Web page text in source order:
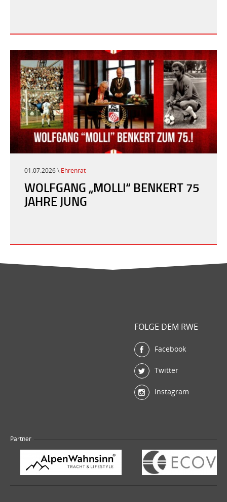
01.07.2026 \ Ehrenrat
WOLFGANG „MOLLI“ BENKERT 75
JAHRE JUNG
FOLGE DEM RWE
Facebook
Twitter
Instagram
Partner